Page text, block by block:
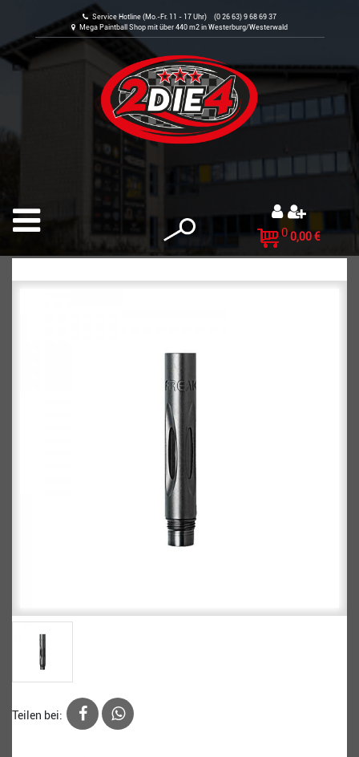
Service Hotline (Mo.-Fr. 11 - 17 Uhr) (0 26 63) 9 68 69 37
Mega Paintball Shop mit über 440 m2 in Westerburg/Westerwald
0 0,00 €
Teilen bei: